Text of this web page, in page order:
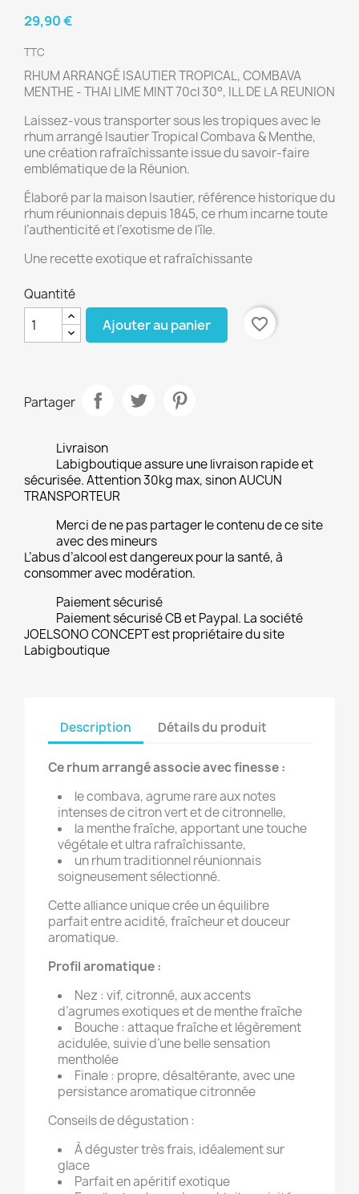
29,90 €
TTC
RHUM ARRANGÉ ISAUTIER TROPICAL, COMBAVA
MENTHE - THAI LIME MINT 70cl 30°, ILL DE LA REUNION
Laissez-vous transporter sous les tropiques avec le
rhum arrangé Isautier Tropical Combava & Menthe,
une création rafraîchissante issue du savoir-faire
emblématique de la Réunion.
Élaboré par la maison Isautier, référence historique du
rhum réunionnais depuis 1845, ce rhum incarne toute
l’authenticité et l’exotisme de l’île.
Une recette exotique et rafraîchissante
Quantité
Ajouter au panier favorite_border
Partager
Livraison
Labigboutique assure une livraison rapide et
sécurisée. Attention 30kg max, sinon AUCUN
TRANSPORTEUR
Merci de ne pas partager le contenu de ce site
avec des mineurs
L’abus d’alcool est dangereux pour la santé, à
consommer avec modération.
Paiement sécurisé
Paiement sécurisé CB et Paypal. La société
JOELSONO CONCEPT est propriétaire du site
Labigboutique
Description Détails du produit
Ce rhum arrangé associe avec finesse :
le combava, agrume rare aux notes
intenses de citron vert et de citronnelle,
la menthe fraîche, apportant une touche
végétale et ultra rafraîchissante,
un rhum traditionnel réunionnais
soigneusement sélectionné.
Cette alliance unique crée un équilibre
parfait entre acidité, fraîcheur et douceur
aromatique.
Profil aromatique :
Nez : vif, citronné, aux accents
d’agrumes exotiques et de menthe fraîche
Bouche : attaque fraîche et légèrement
acidulée, suivie d’une belle sensation
mentholée
Finale : propre, désaltérante, avec une
persistance aromatique citronnée
Conseils de dégustation :
À déguster très frais, idéalement sur
glace
Parfait en apéritif exotique